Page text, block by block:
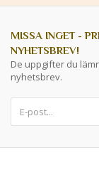
MISSA INGET -
NYHETSBREV!
De uppgifter du
nyhetsbrev.